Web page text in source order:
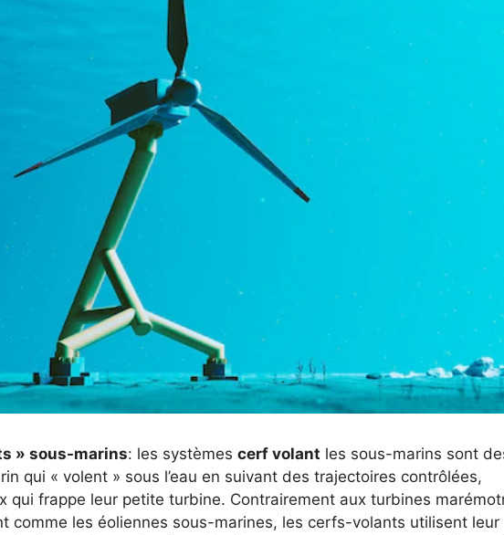
» sous-marins: les systèmes cerf volant les sous-marins sont
qui « volent » sous l’eau en suivant des trajectoires contrôlées,
qui frappe leur petite turbine. Contrairement aux turbines
comme les éoliennes sous-marines, les cerfs-volants utilisent leur